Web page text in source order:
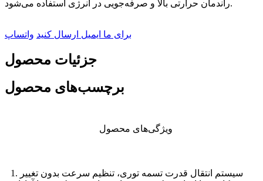
راندمان حرارتی بالا و صرفه‌جویی در انرژی استفاده می‌شود.
برای ما ایمیل ارسال کنید واتساپ
جزئیات محصول
برچسب‌های محصول
ویژگی‌های محصول
1. سیستم انتقال قدرت تسمه توری، تنظیم سرعت بدون تغییر